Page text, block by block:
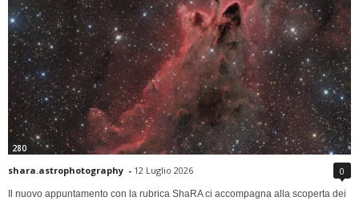
280
shara.astrophotography - 12 Luglio 2026 0
Il nuovo appuntamento con la rubrica ShaRA ci accompagna alla scoperta dei